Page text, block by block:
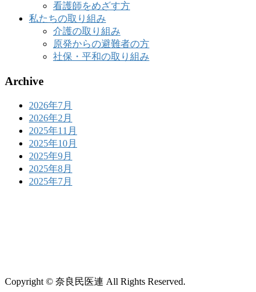
看護師をめざす方
私たちの取り組み
介護の取り組み
原発からの避難者の方
社保・平和の取り組み
Archive
2026年7月
2026年2月
2025年11月
2025年10月
2025年9月
2025年8月
2025年7月
Copyright © 奈良民医連 All Rights Reserved.